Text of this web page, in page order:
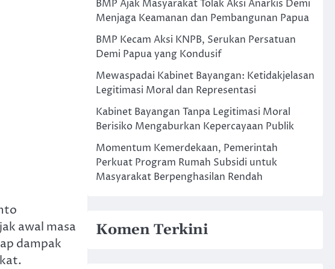
awal masa
dampak
BMP Ajak Masyarakat Tolak Aksi Anarkis Demi
Menjaga Keamanan dan Pembangunan Papua
BMP Kecam Aksi KNPB, Serukan Persatuan
Demi Papua yang Kondusif
Mewaspadai Kabinet Bayangan: Ketidakjelasan
Legitimasi Moral dan Representasi
Kabinet Bayangan Tanpa Legitimasi Moral
Berisiko Mengaburkan Kepercayaan Publik
Momentum Kemerdekaan, Pemerintah
Perkuat Program Rumah Subsidi untuk
Masyarakat Berpenghasilan Rendah
Komen Terkini